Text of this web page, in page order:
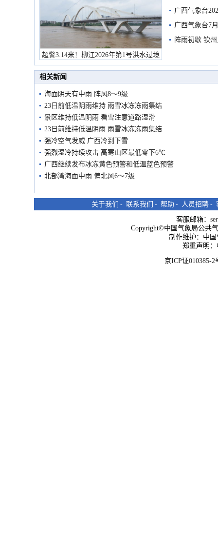
超警3.14米！柳江2026年第1号洪水过境
市民在堤岸见证汛况
广西气象台
预警
广西气象台7
阵雨初歇 钦
相关新闻
海面阴天有中雨 阵风8～9级
23日前低温阴雨维持 雨雪冰冻冻雨集结
景区维持低温阴雨 看雪注意道路湿滑
23日前维持低温阴雨 雨雪冰冻冻雨集结
强冷空气发威 广西冷到下雪
强烈湿冷持续攻击 高寒山区最低零下6℃
广西继续发布冰冻黄色预警和低温蓝色预警
北部湾海面中雨 偏北风6～7级
关于我们 - 联系我们 - 帮助 - 人员招聘 -
客服邮箱：
Copyright©中国气象局公共
制作维护：中
郑重声明
京ICP证010385-2